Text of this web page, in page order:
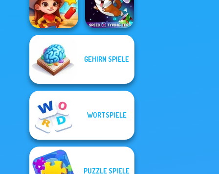
Cut The Rope
Magic
Fillwords: Find
All the Words
Wild West Match
Speed Typing
GEHIRN SPIELE
WORTSPIELE
PUZZLE SPIELE